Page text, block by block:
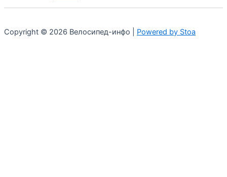
Copyright © 2026 Велосипед-инфо | Powered by Stoa